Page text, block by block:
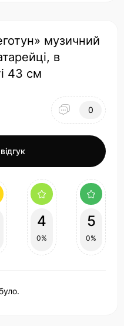
музичний
в
43 см
0
4
0%
5
0%